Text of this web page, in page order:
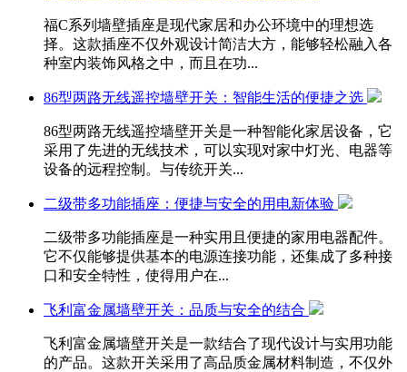
福C系列墙壁插座是现代家居和办公环境中的理想选
择。这款插座不仅外观设计简洁大方，能够轻松融入各
种室内装饰风格之中，而且在功...
86型两路无线遥控墙壁开关：智能生活的便捷之选
86型两路无线遥控墙壁开关是一种智能化家居设备，它
采用了先进的无线技术，可以实现对家中灯光、电器等
设备的远程控制。与传统开关...
二级带多功能插座：便捷与安全的用电新体验
二级带多功能插座是一种实用且便捷的家用电器配件。
它不仅能够提供基本的电源连接功能，还集成了多种接
口和安全特性，使得用户在...
飞利富金属墙壁开关：品质与安全的结合
飞利富金属墙壁开关是一款结合了现代设计与实用功能
的产品。这款开关采用了高品质金属材料制造，不仅外